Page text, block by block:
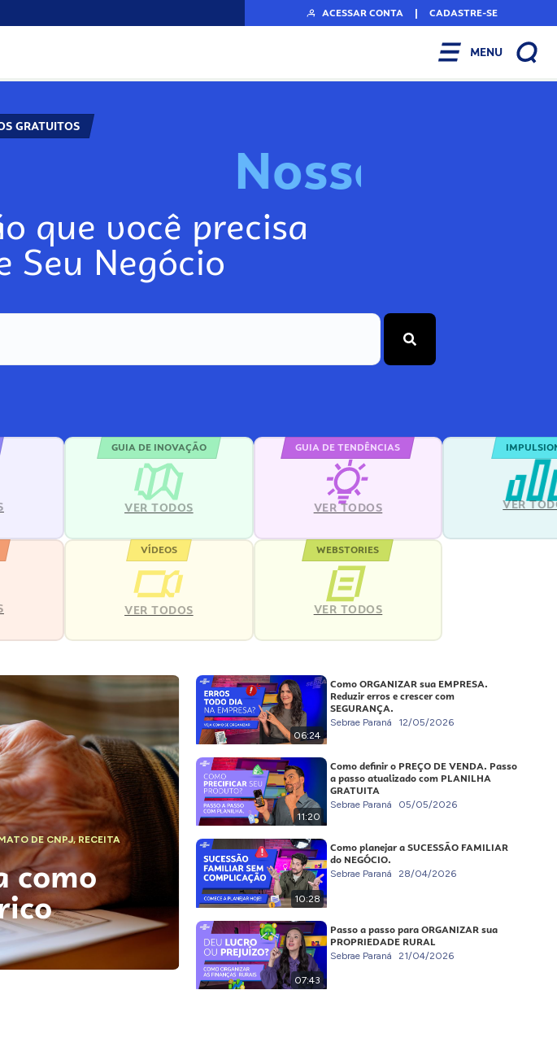
ACESSAR CONTA | CADASTRE-SE
MENU
GRATUITOS
Noss
que você precisa
Seu Negócio
GUIA DE INOVAÇÃO
VER TODOS
GUIA DE TENDÊNCIAS
VER TODOS VER
VÍDEOS
VER TODOS
WEBSTORIES
VER TODOS
DE CNPJ,RECEITA
como
06:24
Como ORGANIZAR sua EMPRESA.
Reduzir erros e crescer com
SEGURANÇA.
Sebrae Paraná 12/05/2026
11:20
Como definir o PREÇO DE VENDA. Passo
a passo atualizado com PLANILHA
GRATUITA
Sebrae Paraná 05/05/2026
10:28
Como planejar a SUCESSÃO FAMILIAR
do NEGÓCIO.
Sebrae Paraná 28/04/2026
07:43
Passo a passo para ORGANIZAR sua
PROPRIEDADE RURAL
Sebrae Paraná 21/04/2026